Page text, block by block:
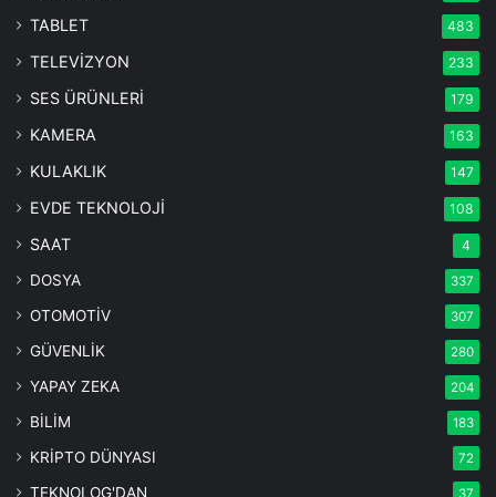
TABLET 483
TELEVİZYON 233
SES ÜRÜNLERİ 179
KAMERA 163
KULAKLIK 147
EVDE TEKNOLOJİ 108
SAAT 4
DOSYA 337
OTOMOTİV 307
GÜVENLİK 280
YAPAY ZEKA 204
BİLİM 183
KRİPTO DÜNYASI 72
TEKNOLOG'DAN